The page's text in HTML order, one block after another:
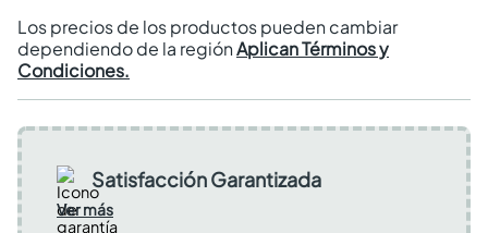
Los precios de los productos pueden cambiar
dependiendo de la regiónAplican Términos y
Condiciones.
Satisfacción Garantizada
Ver más